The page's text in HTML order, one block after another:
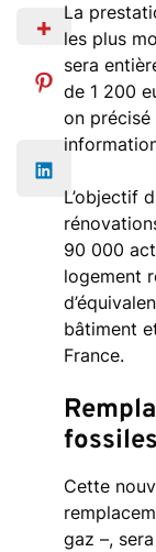
La
les plus
sera
de 1 200
on précisé
L’objectif
90 000
logement
bâtiment
France.
fossiles
Cette
gaz –,